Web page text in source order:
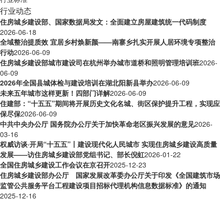
行业动态
住房城乡建设部、国家数据局发文：全面建立房屋建筑统一代码制度
2026-06-18
全域整治提质效 宜居乡村焕新颜——南寨乡扎实开展人居环境专项整治
行动2026-06-09
住房城乡建设部城市建设司在杭州举办城市道桥和照明管理培训班2026-
06-09
2026年全国县城体检与建设培训在湖北阳新县举办2026-06-09
未来五年城市这样更新！四部门详解2026-06-09
住建部：“十五五”期间将开展历史文化名城、街区保护提升工程，实现应
保尽保2026-06-09
中共中央办公厅 国务院办公厅关于加快革命老区振兴发展的意见2026-
03-16
权威访谈·开局“十五五”丨建设现代化人民城市 实现住房城乡建设高质量
发展——访住房城乡建设部党组书记、部长倪虹2026-01-22
全国住房城乡建设工作会议在京召开2025-12-23
住房城乡建设部办公厅 国家发展改革委办公厅关于印发《全国建筑市场
监管公共服务平台工程建设项目招标代理机构信息数据标准》的通知
2025-12-16